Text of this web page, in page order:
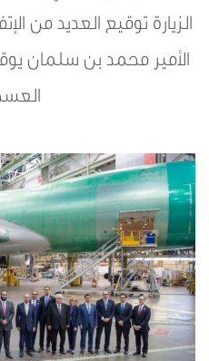
الزيارة توقيع العديد من
الأمير محمد بن سلمان